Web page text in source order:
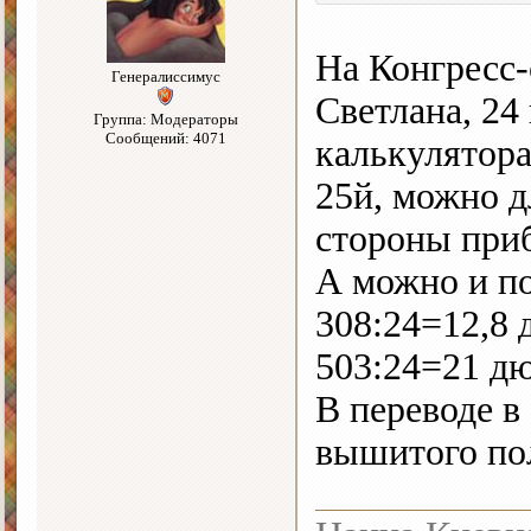
Генералиссимус
Группа: Модераторы
Сообщений: 4071
На
Светлана, 24
25й, можно
стороны
А можно и
308:24=12,8
503:24=21
В переводе
вышитого